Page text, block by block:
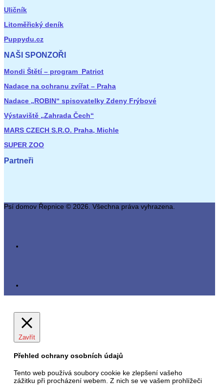
Uličník
Litoměřický deník
Puppydu.cz
NAŠI SPONZOŘI
Mondi Štětí – program Patriot
Nadace na ochranu zvířat – Praha
Nadace „ROBIN“ spisovatelky Zdeny Frýbové
Výstaviště „Zahrada Čech“
MARS CZECH S.R.O. Praha, Michle
SUPER ZOO
Partneři
Psí domov Řepnice © 2026. Všechna práva vyhrazena.
Zavřít
Přehled ochrany osobních údajů
Tento web používá soubory cookie ke zlepšení vašeho
zážitku při procházení webem. Z nich se ve vašem prohlížeči